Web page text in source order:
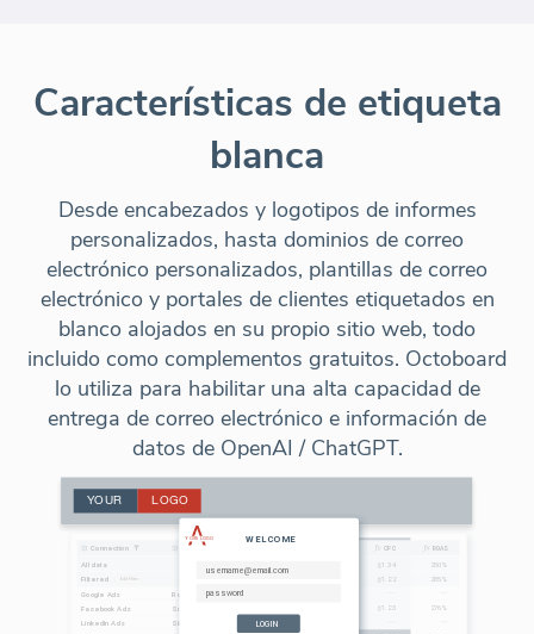
Características de etiqueta
blanca
Desde encabezados y logotipos de informes
personalizados, hasta dominios de correo
electrónico personalizados, plantillas de correo
electrónico y portales de clientes etiquetados en
blanco alojados en su propio sitio web, todo
incluido como complementos gratuitos. Octoboard
lo utiliza para habilitar una alta capacidad de
entrega de correo electrónico e información de
datos de OpenAI / ChatGPT.